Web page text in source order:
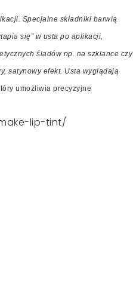
Specjalne składniki barwią
się” w usta po aplikacji,
śladów np. na szklance czy
satynowy efekt. Usta wyglądają
umożliwia precyzyjne
lip-tint/